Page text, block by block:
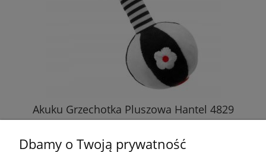
Akuku Grzechotka Pluszowa Hantel 4829
Dbamy o Twoją prywatność